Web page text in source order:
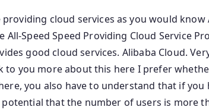
cloud services as you would know
All-Speed ​​Speed ​​Providing Cloud Service
good cloud services. Alibaba Cloud.
to you more about this here I prefer
you also have to understand that if
that the number of users is more